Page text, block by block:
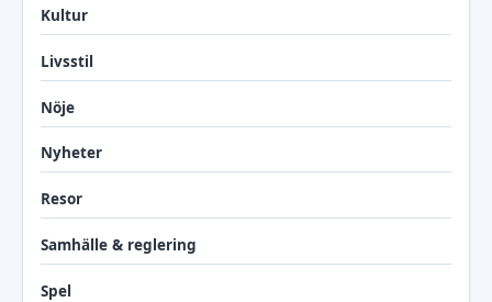
Kultur
Livsstil
Nöje
Nyheter
Resor
Samhälle & reglering
Spel